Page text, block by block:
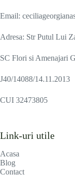
Email:
Adresa: Str Putul Lui
SC Flori si Amenajari
J40/14088/14.11.2013
CUI 32473805
Link-uri utile
Acasa
Blog
Contact